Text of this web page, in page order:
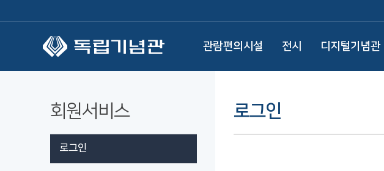
관람편의시설 전시 디지털기념관
회원서비스
로그인
로그인